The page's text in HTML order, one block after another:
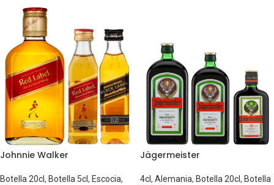
Johnnie Walker
Botella 20cl, Botella 5cl, Escocia,
Jägermeister
4cl, Alemania, Botella 20cl, Botella